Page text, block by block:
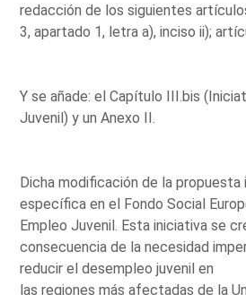
redacción de los siguientes
3, apartado 1, letra a), inciso ii);
Y se añade: el Capítulo III.bis
Juvenil) y un Anexo II.
Dicha modificación de la
específica en el Fondo Social
Empleo Juvenil. Esta iniciativa se
consecuencia de la necesidad
reducir el desempleo juvenil en
las regiones más afectadas de la